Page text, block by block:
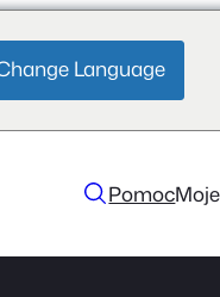
Language
Pomoc